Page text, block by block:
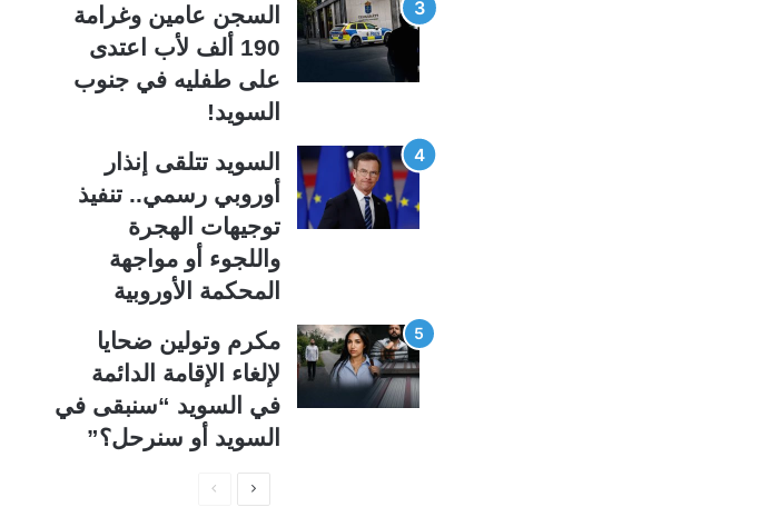
السجن عامين وغرامة
190 ألف لأب اعتدى
على طفليه في جنوب
السويد!
السويد تتلقى إنذار
أوروبي رسمي.. تنفيذ
توجيهات الهجرة
واللجوء أو مواجهة
المحكمة الأوروبية
مكرم وتولين ضحايا
لإلغاء الإقامة الدائمة
في السويد “سنبقى في
السويد أو سنرحل؟”